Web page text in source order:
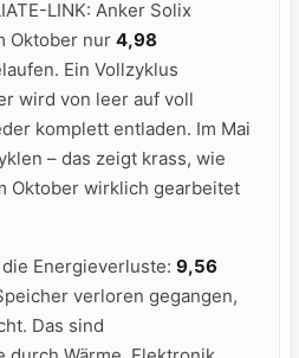
LINK: Anker Solix
Oktober nur 4,98
Ein Vollzyklus
wird von leer auf voll
komplett entladen. Im Mai
– das zeigt krass, wie
Oktober wirklich gearbeitet
Energieverluste: 9,56
verloren gegangen,
Das sind